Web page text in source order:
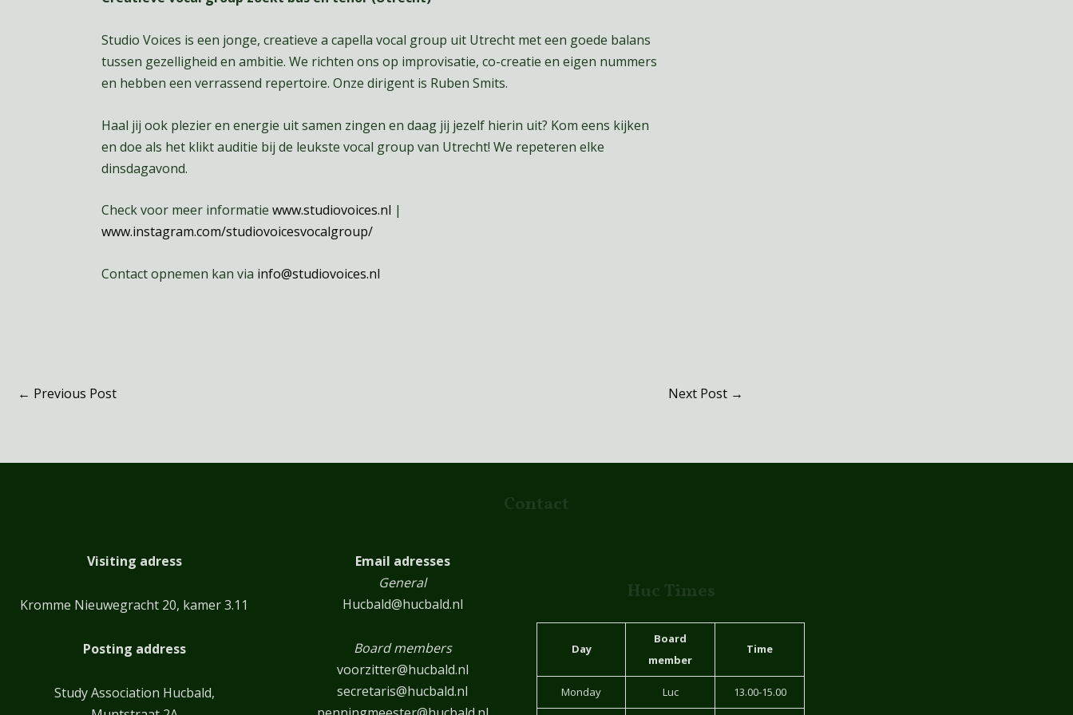
Studio Voices is een jonge, creatieve a capella vocal group uit Utrecht met een goede balans
tussen gezelligheid en ambitie. We richten ons op improvisatie, co-creatie en eigen nummers
en hebben een verrassend repertoire. Onze dirigent is Ruben Smits.
Haal jij ook plezier en energie uit samen zingen en daag jij jezelf hierin uit? Kom eens kijken
en doe als het klikt auditie bij de leukste vocal group van Utrecht! We repeteren elke
dinsdagavond.
Check voor meer informatie www.studiovoices.nl |
www.instagram.com/studiovoicesvocalgroup/
Contact opnemen kan via info@studiovoices.nl
← Previous Post Next Post →
Contact
Visiting adress
Kromme Nieuwegracht 20, kamer 3.11
Posting address
Study Association Hucbald,
Email adresses
General
Hucbald@hucbald.nl
Board members
voorzitter@hucbald.nl
secretaris@hucbald.nl
Huc Times
Day
Board
member
Time
Monday Luc 13.00-15.00